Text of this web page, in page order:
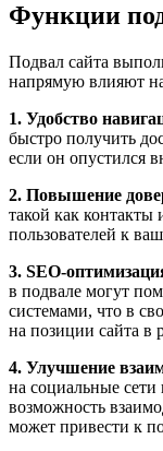
Функции
Подвал сайта
напрямую влияют
1. Удобство
быстро получить
если он опустился
2. Повышение
такой как
пользователей к
3. SEO-
в подвале могут
системами, что в
на позиции сайта в
4. Улучшение
на социальные сети
возможность
может привести к